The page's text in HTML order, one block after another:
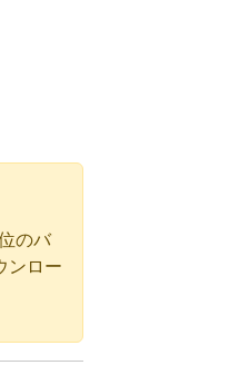
のバ
ンロー